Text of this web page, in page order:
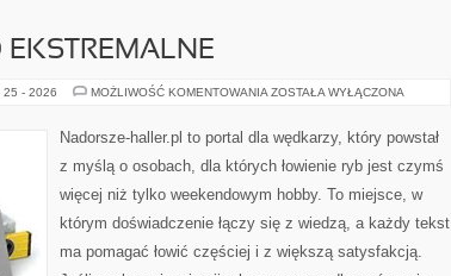
25 - 2026 MOŻLIWOŚĆ KOMENTOWANIA WĘDKARSTWO
ZOSTAŁA WYŁĄCZONA
Nadorsze-haller.pl to portal dla wędkarzy, który powstał
z myślą o osobach, dla których łowienie ryb jest czymś
więcej niż tylko weekendowym hobby. To miejsce, w
którym doświadczenie łączy się z wiedzą, a każdy tekst
ma pomagać łowić częściej i z większą satysfakcją.